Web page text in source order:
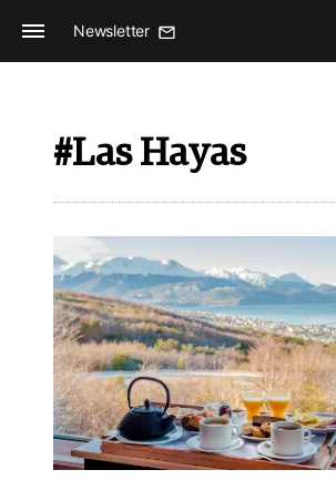
Newsletter
#Las Hayas